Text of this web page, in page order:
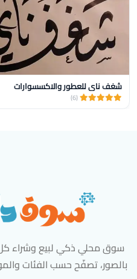
شغف ناي للعطور والاكسسوارات
(6)
سوق محلي ذكي لبيع وشراء كل
بالصور، تصفّح حسب الفئات